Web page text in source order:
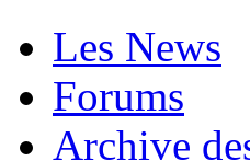
Les News
Forums
Archive